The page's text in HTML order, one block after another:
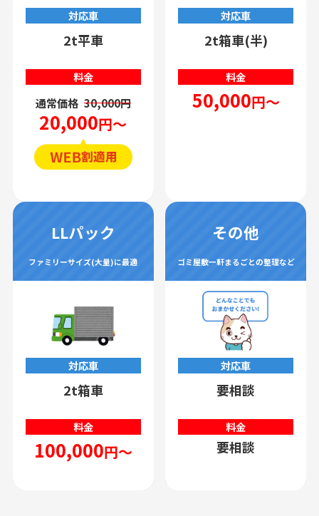
対応車
2t平車
料金
通常価格 30,000円
20,000円～
対応車
2t箱車(半)
料金
50,000円～
LLパック
ファミリーサイズ(大量)に最適
対応車
2t箱車
料金
100,000円～
その他
ゴミ屋敷一軒まるごとの整理など
対応車
要相談
料金
要相談